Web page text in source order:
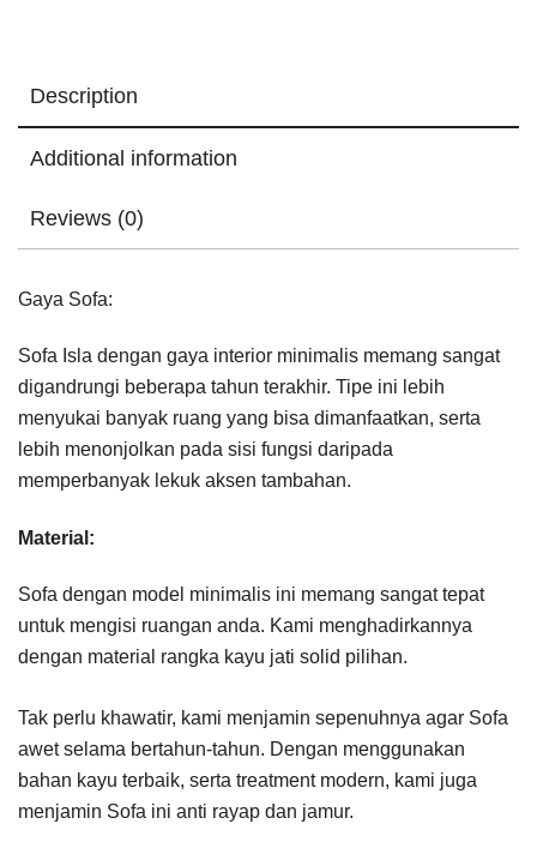
Description
Additional information
Reviews (0)
Gaya Sofa:
Sofa Isla dengan gaya interior minimalis memang sangat
digandrungi beberapa tahun terakhir. Tipe ini lebih
menyukai banyak ruang yang bisa dimanfaatkan, serta
lebih menonjolkan pada sisi fungsi daripada
memperbanyak lekuk aksen tambahan.
Material:
Sofa dengan model minimalis ini memang sangat tepat
untuk mengisi ruangan anda. Kami menghadirkannya
dengan material rangka kayu jati solid pilihan.
Tak perlu khawatir, kami menjamin sepenuhnya agar Sofa
awet selama bertahun-tahun. Dengan menggunakan
bahan kayu terbaik, serta treatment modern, kami juga
menjamin Sofa ini anti rayap dan jamur.